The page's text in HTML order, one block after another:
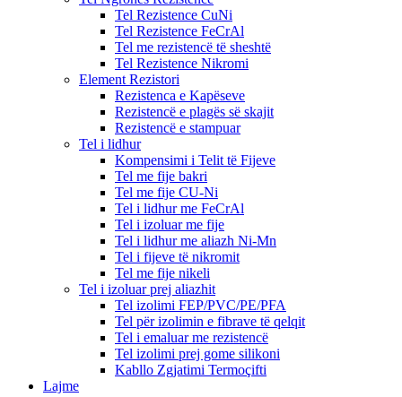
Tel Rezistence CuNi
Tel Rezistence FeCrAl
Tel me rezistencë të sheshtë
Tel Rezistence Nikromi
Element Rezistori
Rezistenca e Kapëseve
Rezistencë e plagës së skajit
Rezistencë e stampuar
Tel i lidhur
Kompensimi i Telit të Fijeve
Tel me fije bakri
Tel me fije CU-Ni
Tel i lidhur me FeCrAl
Tel i izoluar me fije
Tel i lidhur me aliazh Ni-Mn
Tel i fijeve të nikromit
Tel me fije nikeli
Tel i izoluar prej aliazhit
Tel izolimi FEP/PVC/PE/PFA
Tel për izolimin e fibrave të qelqit
Tel i emaluar me rezistencë
Tel izolimi prej gome silikoni
Kabllo Zgjatimi Termoçifti
Lajme